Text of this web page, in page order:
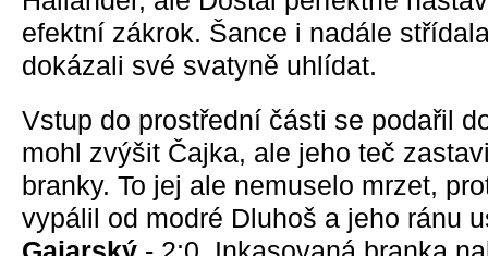
efektní zákrok. Šance i nadále
dokázali své svatyně uhlídat.
Vstup do prostřední části se podařil
mohl zvýšit Čajka, ale jeho teč
branky. To jej ale nemuselo mrzet,
vypálil od modré Dluhoš a jeho ránu